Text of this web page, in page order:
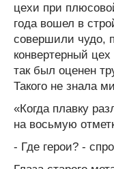
цехи при
года вошел в
совершили чудо,
конвертерный
так был оценен
Такого не знала
«Когда плавку
на восьмую
- Где герои? -